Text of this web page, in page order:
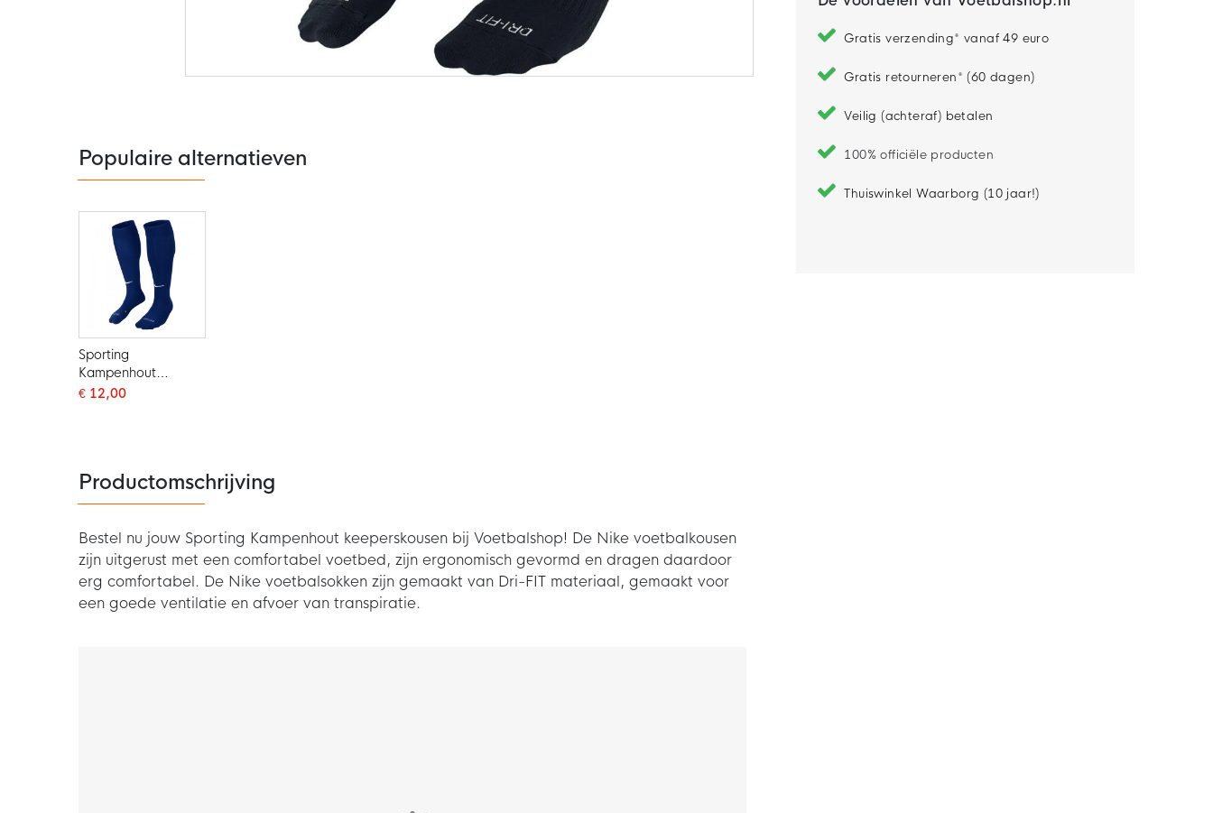
de
afbeeldingen-
gallerij
Gratis verzending* vanaf 49 euro
Gratis retourneren* (60 dagen)
Veilig (achteraf) betalen
100% officiële producten
Thuiswinkel Waarborg (10 jaar!)
Populaire alternatieven
Sporting
Kampenhout
Trainingskousen
€ 12,00
Productomschrijving
Bestel nu jouw Sporting Kampenhout keeperskousen bij Voetbalshop! De Nike voetbalkousen
zijn uitgerust met een comfortabel voetbed, zijn ergonomisch gevormd en dragen daardoor
erg comfortabel. De Nike voetbalsokken zijn gemaakt van Dri-FIT materiaal, gemaakt voor
een goede ventilatie en afvoer van transpiratie.